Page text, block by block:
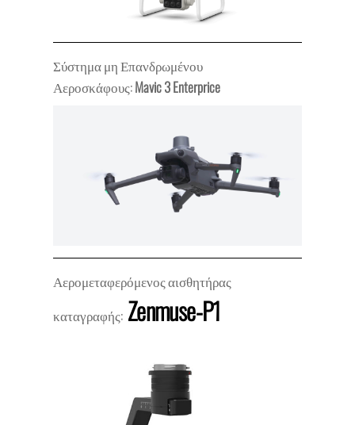
Σύστημα μη Επανδρωμένου
Αεροσκάφους:Mavic 3 Enterprice
Αερομεταφερόμενος αισθητήρας
καταγραφής: Zenmuse-P1